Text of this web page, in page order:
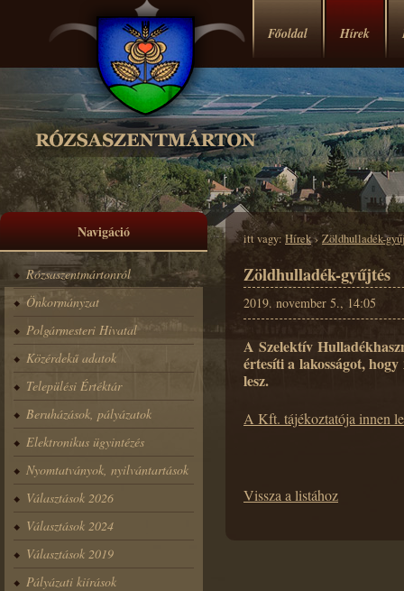
Főoldal Hírek
Navigáció
Rózsaszentmártonról
Önkormányzat
Polgármesteri Hivatal
Közérdekű adatok
Települési Értéktár
Beruházások, pályázatok
Elektronikus ügyintézés
Nyomtatványok, nyilvántartások
Választások 2026
Választások 2024
Választások 2019
Pályázati kiírások
itt vagy: Hírek›Zöldhulladék-
Zöldhulladék-gyűjtés
2019. november 5., 14:05
A Szelektív
értesíti a lakosságot,
lesz.
A Kft. tájékoztatója innen
Vissza a listához